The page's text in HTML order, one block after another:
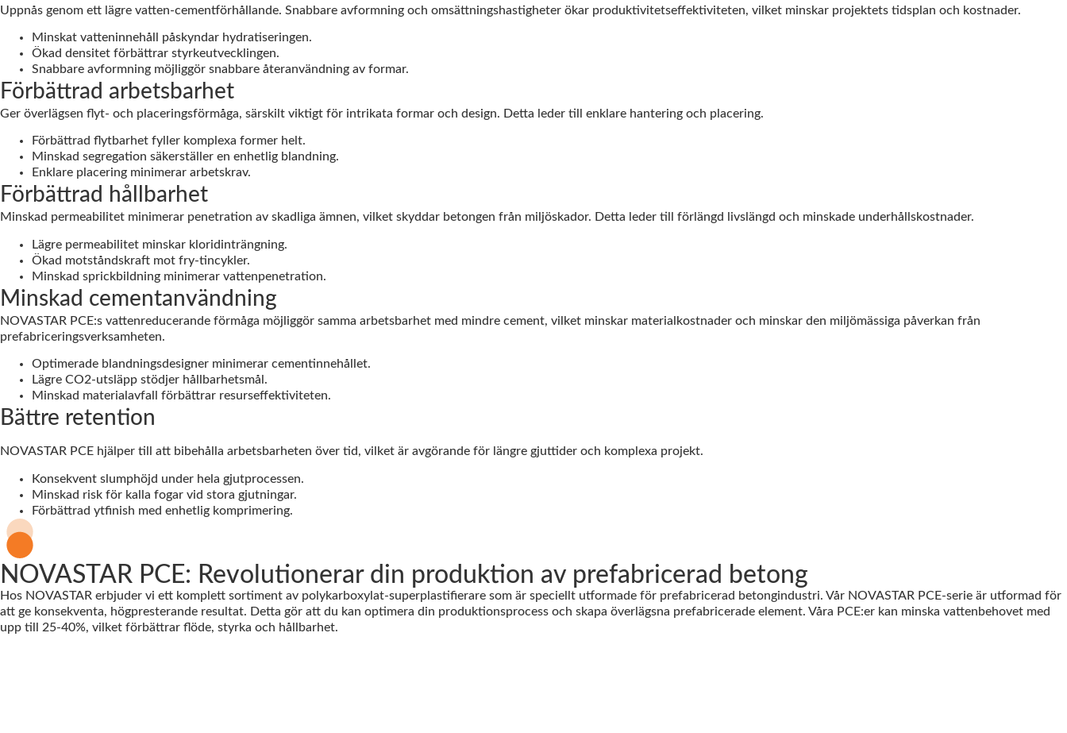
Uppnås genom ett lägre vatten-cementförhållande. Snabbare avformning och omsättningshastigheter ökar produktivitetseffektiviteten, vilket minskar projektets tidsplan och kostnader.
Minskat vatteninnehåll påskyndar hydratiseringen.
Ökad densitet förbättrar styrkeutvecklingen.
Snabbare avformning möjliggör snabbare återanvändning av formar.
Förbättrad arbetsbarhet
Ger överlägsen flyt- och placeringsförmåga, särskilt viktigt för intrikata formar och design. Detta leder till enklare hantering och placering.
Förbättrad flytbarhet fyller komplexa former helt.
Minskad segregation säkerställer en enhetlig blandning.
Enklare placering minimerar arbetskrav.
Förbättrad hållbarhet
Minskad permeabilitet minimerar penetration av skadliga ämnen, vilket skyddar betongen från miljöskador. Detta leder till förlängd livslängd och minskade underhållskostnader.
Lägre permeabilitet minskar kloridinträngning.
Ökad motståndskraft mot fry-tincykler.
Minskad sprickbildning minimerar vattenpenetration.
Minskad cementanvändning
NOVASTAR PCE:s vattenreducerande förmåga möjliggör samma arbetsbarhet med mindre cement, vilket minskar materialkostnader och minskar den miljömässiga påverkan från
prefabriceringsverksamheten.
Optimerade blandningsdesigner minimerar cementinnehållet.
Lägre CO2-utsläpp stödjer hållbarhetsmål.
Minskad materialavfall förbättrar resurseffektiviteten.
Bättre retention
NOVASTAR PCE hjälper till att bibehålla arbetsbarheten över tid, vilket är avgörande för längre gjuttider och komplexa projekt.
Konsekvent slumphöjd under hela gjutprocessen.
Minskad risk för kalla fogar vid stora gjutningar.
Förbättrad ytfinish med enhetlig komprimering.
NOVASTAR PCE: Revolutionerar din produktion av prefabricerad betong
Hos NOVASTAR erbjuder vi ett komplett sortiment av polykarboxylat-superplastifierare som är speciellt utformade för prefabricerad betongindustri. Vår NOVASTAR PCE-serie är utformad för
att ge konsekventa, högpresterande resultat. Detta gör att du kan optimera din produktionsprocess och skapa överlägsna prefabricerade element. Våra PCE:er kan minska vattenbehovet med
upp till 25-40%, vilket förbättrar flöde, styrka och hållbarhet.